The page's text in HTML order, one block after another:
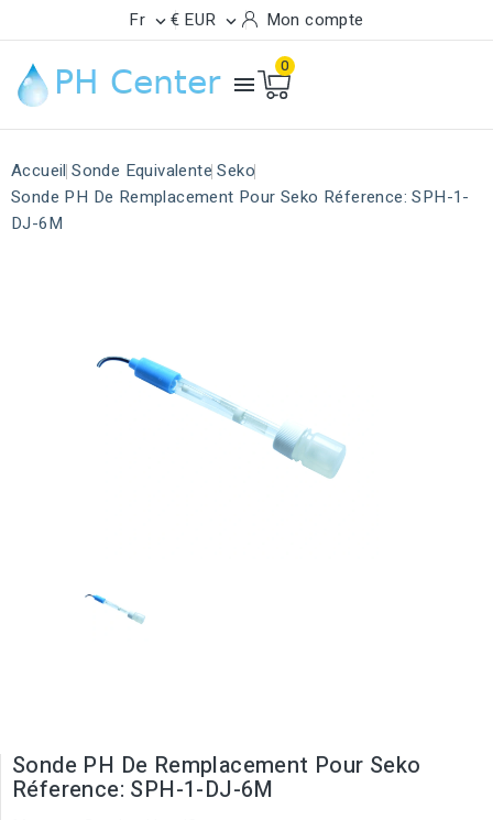
Fr  € EUR  Mon compte

0
Accueil Sonde Equivalente Seko
Sonde PH De Remplacement Pour Seko Réference: SPH-1-
DJ-6M
Sonde PH De Remplacement Pour Seko
Réference: SPH-1-DJ-6M